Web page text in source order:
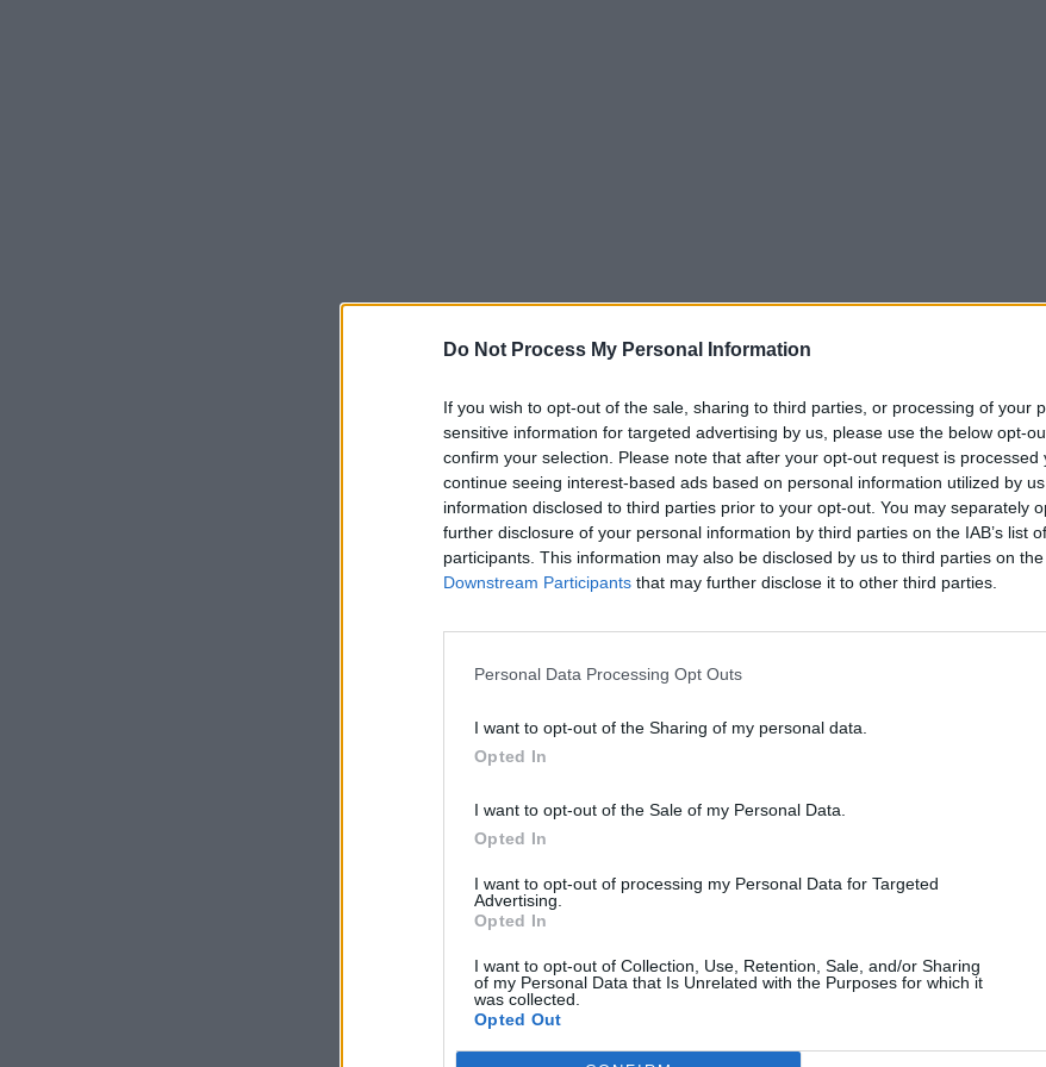
Do Not Process My Personal Information
If you wish to opt-out of the sale, sharing to third parties, or processing of your
sensitive information for targeted advertising by us, please use the below opt-
confirm your selection. Please note that after your opt-out request is processed
continue seeing interest-based ads based on personal information utilized by
information disclosed to third parties prior to your opt-out. You may separately
further disclosure of your personal information by third parties on the IAB’s list
participants. This information may also be disclosed by us to third parties on the
Downstream Participants that may further disclose it to other third parties.
Personal Data Processing Opt Outs
I want to opt-out of the Sharing of my personal data.
Opted In
I want to opt-out of the Sale of my Personal Data.
Opted In
I want to opt-out of processing my Personal Data for Targeted
Advertising.
Opted In
I want to opt-out of Collection, Use, Retention, Sale, and/or Sharing
of my Personal Data that Is Unrelated with the Purposes for which it
was collected.
Opted Out